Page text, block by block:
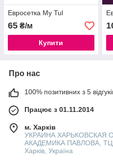
Евросетка My Tul
65 ₴/м
Купити
Про нас
100% позитивних з 5
Працює з 01.11.2014
м. Харків
УКРАИНА ХАРЬКОВСКАЯ
АКАДЕМИКА ПАВЛОВА,
Харків, Україна